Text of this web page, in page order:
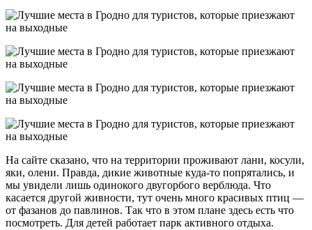
На сайте сказано, что на территории проживают лани, косули,
яки, олени. Правда, дикие животные куда-то попрятались, и
мы увидели лишь одинокого двугорбого верблюда. Что
касается другой живности, тут очень много красивых птиц —
от фазанов до павлинов. Так что в этом плане здесь есть что
посмотреть. Для детей работает парк активного отдыха.